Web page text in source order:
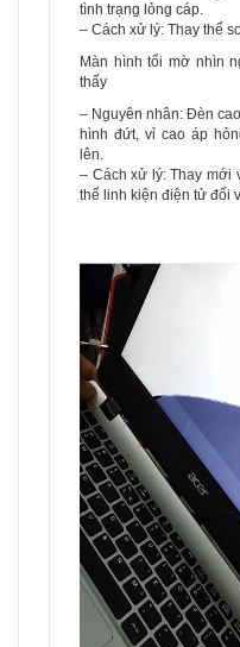
tình trạng lỏng cáp.
– Cách xử lý: Thay thế
Màn hình tối mờ nhìn
thấy
– Nguyên nhân: Đèn
hình đứt, vỉ cao áp
lên.
– Cách xử lý: Thay mới
thế linh kiện điện tử đối